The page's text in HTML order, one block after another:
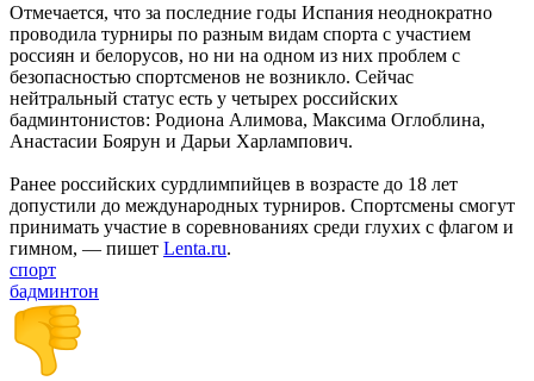
Отмечается, что за последние годы Испания неоднократно
проводила турниры по разным видам спорта с участием
россиян и белорусов, но ни на одном из них проблем с
безопасностью спортсменов не возникло. Сейчас
нейтральный статус есть у четырех российских
бадминтонистов: Родиона Алимова, Максима Оглоблина,
Анастасии Боярун и Дарьи Харлампович.
Ранее российских сурдлимпийцев в возрасте до 18 лет
допустили до международных турниров. Спортсмены смогут
принимать участие в соревнованиях среди глухих с флагом и
гимном, — пишет Lenta.ru.
спорт
бадминтон